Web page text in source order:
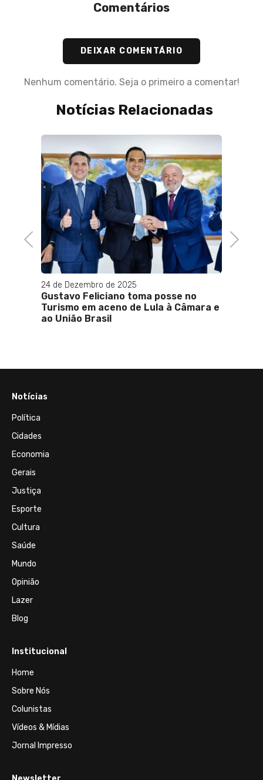
Comentários
DEIXAR COMENTÁRIO
Nenhum comentário. Seja o primeiro a comentar!
Notícias Relacionadas
Previous
24 de Dezembro de 2025
Gustavo Feliciano toma posse no
Turismo em aceno de Lula à Câmara e
ao União Brasil
Next
Notícias
Política
Cidades
Economia
Gerais
Justiça
Esporte
Cultura
Saúde
Mundo
Opinião
Lazer
Blog
Institucional
Home
Sobre Nós
Colunistas
Vídeos & Mídias
Jornal Impresso